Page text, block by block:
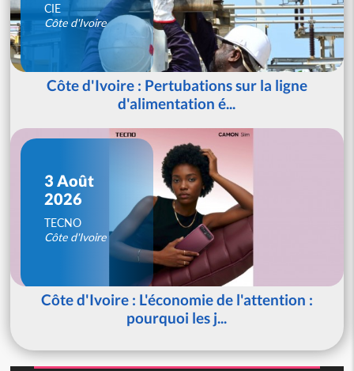
CIE
Côte d'Ivoire
Côte d'Ivoire : Pertubations sur la ligne
d'alimentation é...
3 Août
2026
TECNO
Côte d'Ivoire
Côte d'Ivoire : L'économie de l'attention :
pourquoi les j...